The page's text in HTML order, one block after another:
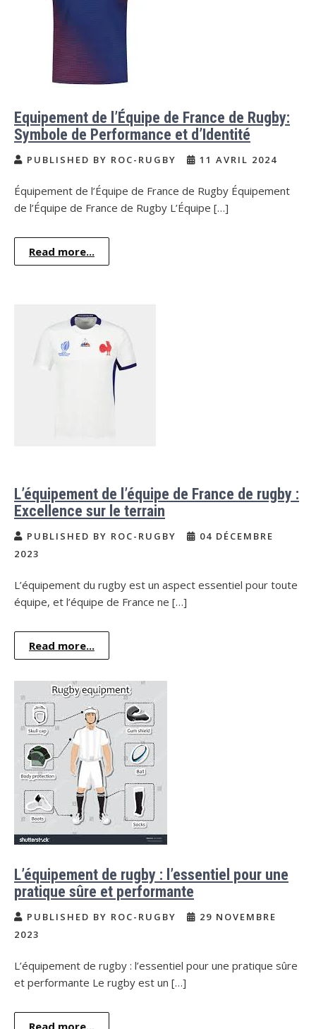
Equipement de l’Équipe de France de Rugby:
Symbole de Performance et d’Identité
PUBLISHED BY ROC-RUGBY 11 AVRIL 2024
Équipement de l’Équipe de France de Rugby Équipement
de l’Équipe de France de Rugby L’Équipe […]
Read more...
L’équipement de l’équipe de France de rugby :
Excellence sur le terrain
PUBLISHED BY ROC-RUGBY
04 DÉCEMBRE
2023
L’équipement du rugby est un aspect essentiel pour toute
équipe, et l’équipe de France ne […]
Read more...
L’équipement de rugby : l’essentiel pour une
pratique sûre et performante
PUBLISHED BY ROC-RUGBY
29 NOVEMBRE
2023
L’équipement de rugby : l’essentiel pour une pratique sûre
et performante Le rugby est un […]
Read more...